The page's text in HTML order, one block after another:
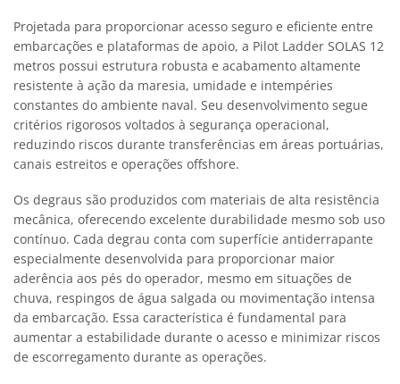
Projetada para proporcionar acesso seguro e eficiente entre
embarcações e plataformas de apoio, a Pilot Ladder SOLAS 12
metros possui estrutura robusta e acabamento altamente
resistente à ação da maresia, umidade e intempéries
constantes do ambiente naval. Seu desenvolvimento segue
critérios rigorosos voltados à segurança operacional,
reduzindo riscos durante transferências em áreas portuárias,
canais estreitos e operações offshore.
Os degraus são produzidos com materiais de alta resistência
mecânica, oferecendo excelente durabilidade mesmo sob uso
contínuo. Cada degrau conta com superfície antiderrapante
especialmente desenvolvida para proporcionar maior
aderência aos pés do operador, mesmo em situações de
chuva, respingos de água salgada ou movimentação intensa
da embarcação. Essa característica é fundamental para
aumentar a estabilidade durante o acesso e minimizar riscos
de escorregamento durante as operações.